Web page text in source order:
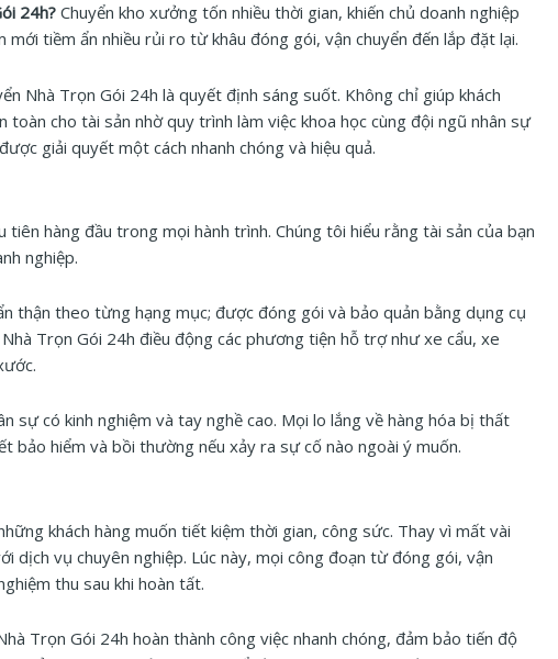
24h? Chuyển kho xưởng tốn nhiều thời gian, khiến chủ doanh nghiệp
tiềm ẩn nhiều rủi ro từ khâu đóng gói, vận chuyển đến lắp đặt lại.
Nhà Trọn Gói 24h là quyết định sáng suốt. Không chỉ giúp khách
cho tài sản nhờ quy trình làm việc khoa học cùng đội ngũ nhân sự
giải quyết một cách nhanh chóng và hiệu quả.
hàng đầu trong mọi hành trình. Chúng tôi hiểu rằng tài sản của bạn
nghiệp.
thận theo từng hạng mục; được đóng gói và bảo quản bằng dụng cụ
Trọn Gói 24h điều động các phương tiện hỗ trợ như xe cẩu, xe
sự có kinh nghiệm và tay nghề cao. Mọi lo lắng về hàng hóa bị thất
bảo hiểm và bồi thường nếu xảy ra sự cố nào ngoài ý muốn.
khách hàng muốn tiết kiệm thời gian, công sức. Thay vì mất vài
dịch vụ chuyên nghiệp. Lúc này, mọi công đoạn từ đóng gói, vận
thu sau khi hoàn tất.
Trọn Gói 24h hoàn thành công việc nhanh chóng, đảm bảo tiến độ